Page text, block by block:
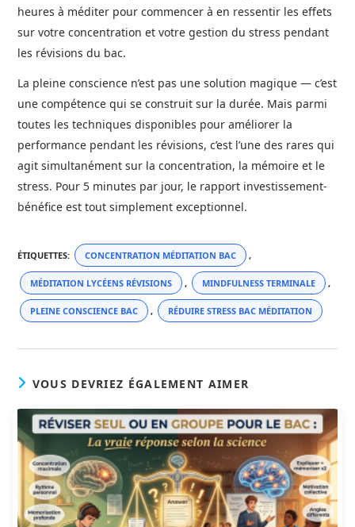
heures à méditer pour commencer à en ressentir les effets
sur votre concentration et votre gestion du stress pendant
les révisions du bac.
La pleine conscience n’est pas une solution magique — c’est
une compétence qui se construit sur la durée. Mais parmi
toutes les techniques disponibles pour améliorer la
performance pendant les révisions, c’est l’une des rares qui
agit simultanément sur la concentration, la mémoire et le
stress. Pour 5 minutes par jour, le rapport investissement-
bénéfice est tout simplement exceptionnel.
ÉTIQUETTES: CONCENTRATION MÉDITATION BAC ,
MÉDITATION LYCÉENS RÉVISIONS , MINDFULNESS TERMINALE ,
PLEINE CONSCIENCE BAC , RÉDUIRE STRESS BAC MÉDITATION
VOUS DEVRIEZ ÉGALEMENT AIMER